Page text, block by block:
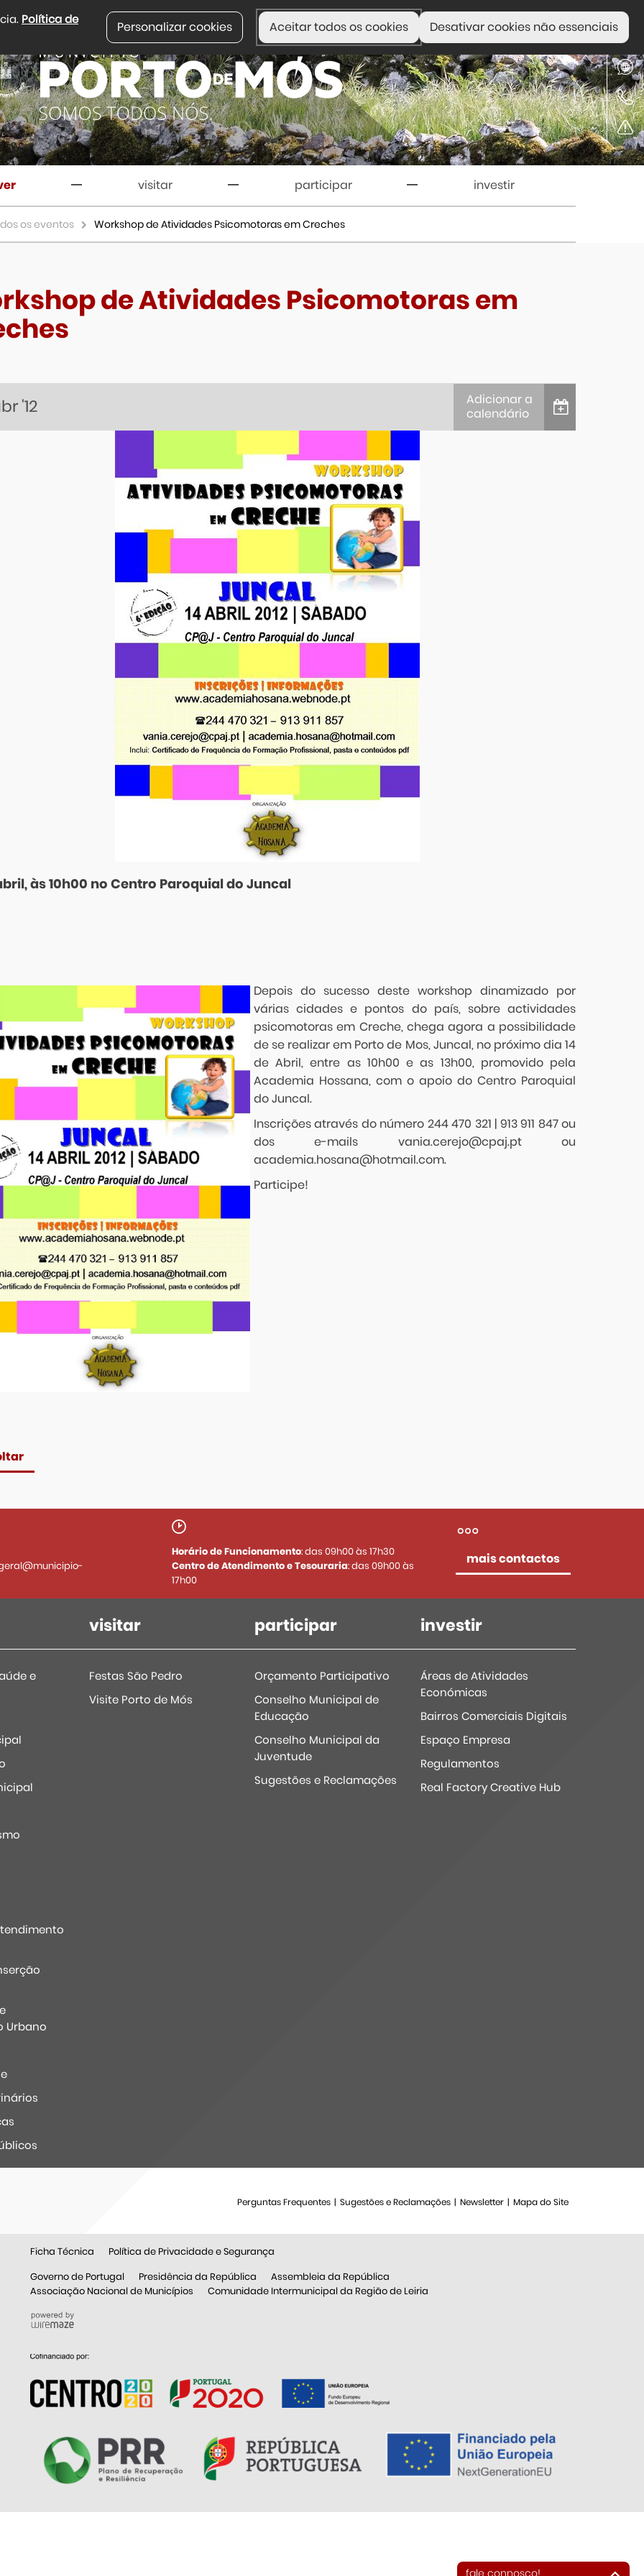
Política de
Personalizar cookies Aceitar todos os cookies Desativar cookies não essenciais
visitar participar investir
os eventos Workshop de Atividades Psicomotoras em Creches
de Atividades Psicomotoras em
'12
Adicionar a
calendário
às 10h00 no Centro Paroquial do Juncal
Depois do sucesso deste workshop dinamizado por
várias cidades e pontos do país, sobre actividades
psicomotoras em Creche, chega agora a possibilidade
de se realizar em Porto de Mos, Juncal, no próximo dia 14
de Abril, entre as 10h00 e as 13h00, promovido pela
Academia Hossana, com o apoio do Centro Paroquial
do Juncal.
Inscrições através do número 244 470 321 | 913 911 847 ou
dos e-mails vania.cerejo@cpaj.pt ou
academia.hosana@hotmail.com.
Participe!
Horário de Funcionamento: das 09h00 às 17h30
Centro de Atendimento e Tesouraria: das 09h00 às
17h00
mais contactos
e
Urbano
visitar
Festas São Pedro
Visite Porto de Mós
participar
Orçamento Participativo
Conselho Municipal de
Educação
Conselho Municipal da
Juventude
Sugestões e Reclamações
investir
Áreas de Atividades
Económicas
Bairros Comerciais Digitais
Espaço Empresa
Regulamentos
Real Factory Creative Hub
Perguntas Frequentes Sugestões e Reclamações Newsletter Mapa do Site
Ficha Técnica
Política de Privacidade e Segurança
Governo de Portugal
Presidência da República
Assembleia da República
Associação Nacional de Municípios
Comunidade Intermunicipal da Região de Leiria
fale connosco!